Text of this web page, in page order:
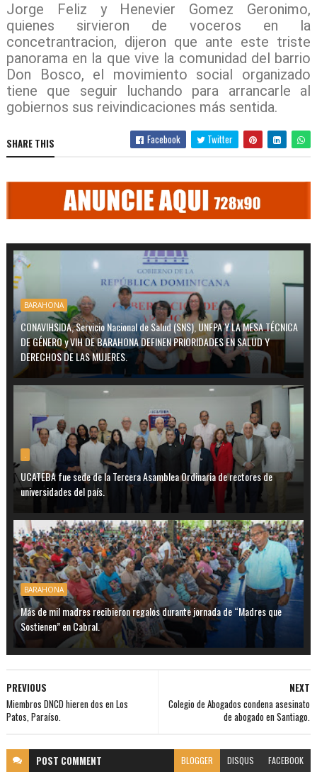
Jorge Feliz y Henevier Gomez Geronimo,
quienes sirvieron de voceros en la
concetrantracion, dijeron que ante este triste
panorama en la que vive la comunidad del barrio
Don Bosco, el movimiento social organizado
tiene que seguir luchando para arrancarle al
gobiernos sus reivindicaciones más sentida.
SHARE THIS Facebook Twitter
BARAHONA
CONAVIHSIDA, Servicio Nacional de Salud (SNS), UNFPA Y LA MESA TÉCNICA
DE GÉNERO y VIH DE BARAHONA DEFINEN PRIORIDADES EN SALUD Y
DERECHOS DE LAS MUJERES.
.
UCATEBA fue sede de la Tercera Asamblea Ordinaria de rectores de
universidades del país.
BARAHONA
Más de mil madres recibieron regalos durante jornada de “Madres que
Sostienen” en Cabral.
NEXT
Colegio de Abogados condena asesinato
de abogado en Santiago.
PREVIOUS
Miembros DNCD hieren dos en Los
Patos, Paraíso.
POST COMMENT BLOGGER DISQUS FACEBOOK